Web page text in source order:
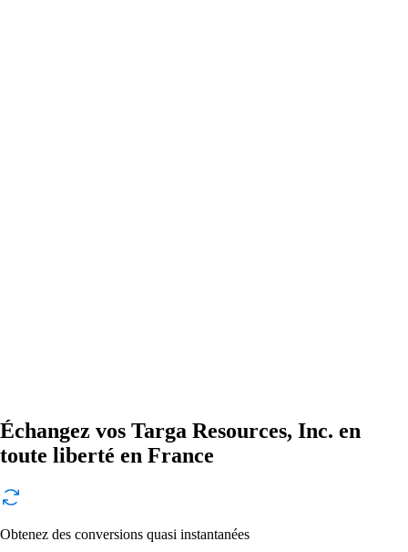
Échangez vos Targa Resources, Inc. en
toute liberté en France
Obtenez des conversions quasi instantanées